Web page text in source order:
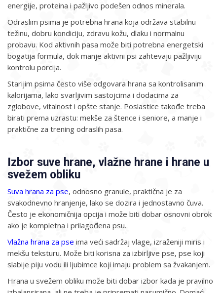
energije, proteina i pažljivo podešen odnos minerala.
Odraslim psima je potrebna hrana koja održava stabilnu
težinu, dobru kondiciju, zdravu kožu, dlaku i normalnu
probavu. Kod aktivnih pasa može biti potrebna energetski
bogatija formula, dok manje aktivni psi zahtevaju pažljiviju
kontrolu porcija.
Starijim psima često više odgovara hrana sa kontrolisanim
kalorijama, lako svarljivim sastojcima i dodacima za
zglobove, vitalnost i opšte stanje. Poslastice takođe treba
birati prema uzrastu: mekše za štence i seniore, a manje i
praktične za trening odraslih pasa.
Izbor suve hrane, vlažne hrane i hrane u
svežem obliku
Suva hrana za pse, odnosno granule, praktična je za
svakodnevno hranjenje, lako se dozira i jednostavno čuva.
Često je ekonomičnija opcija i može biti dobar osnovni obrok
ako je kompletna i prilagođena psu.
Vlažna hrana za pse ima veći sadržaj vlage, izraženiji miris i
mekšu teksturu. Može biti korisna za izbirljive pse, pse koji
slabije piju vodu ili ljubimce koji imaju problem sa žvakanjem.
Hrana u svežem obliku može biti dobar izbor kada je pravilno